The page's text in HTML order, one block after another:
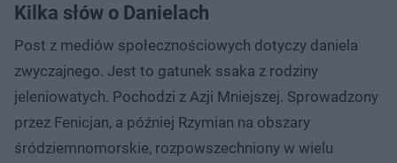
Kilka słów o Danielach
Post z mediów społecznościowych dotyczy daniela
zwyczajnego. Jest to gatunek ssaka z rodziny
jeleniowatych. Pochodzi z Azji Mniejszej. Sprowadzony
przez Fenicjan, a później Rzymian na obszary
śródziemnomorskie, rozpowszechniony w wielu